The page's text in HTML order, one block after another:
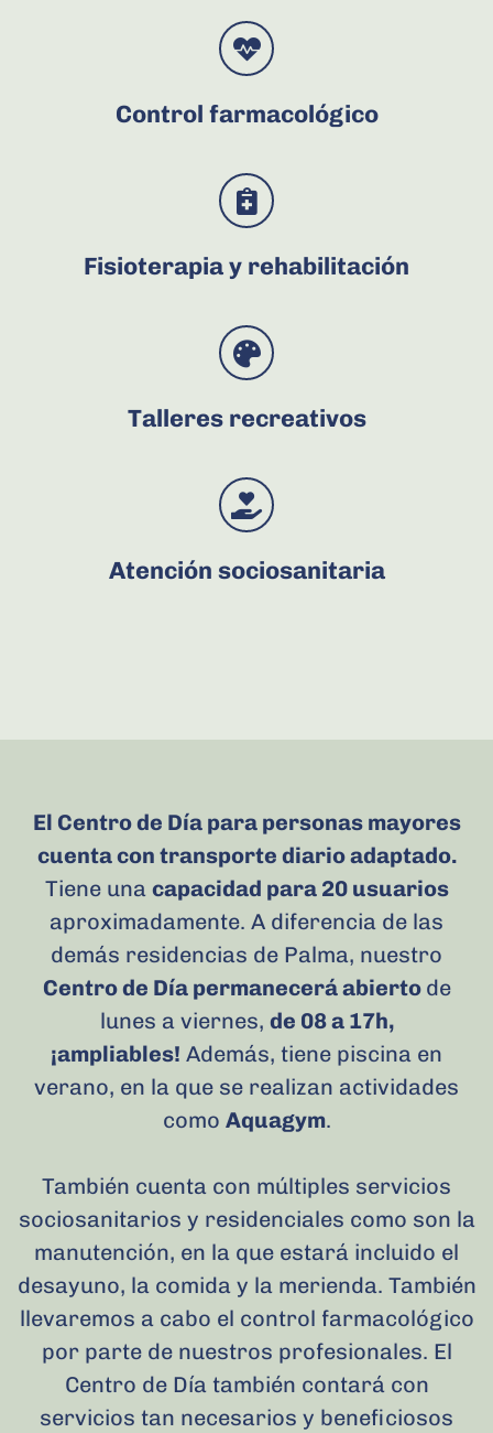
Control farmacológico
Fisioterapia y rehabilitación
Talleres recreativos
Atención sociosanitaria
El Centro de Día para personas mayores
cuenta con transporte diario adaptado.
Tiene una capacidad para 20 usuarios
aproximadamente. A diferencia de las
demás residencias de Palma, nuestro
Centro de Día permanecerá abierto de
lunes a viernes, de 08 a 17h,
¡ampliables! Además, tiene piscina en
verano, en la que se realizan actividades
como Aquagym.
También cuenta con múltiples servicios
sociosanitarios y residenciales como son la
manutención, en la que estará incluido el
desayuno, la comida y la merienda. También
llevaremos a cabo el control farmacológico
por parte de nuestros profesionales. El
Centro de Día también contará con
servicios tan necesarios y beneficiosos